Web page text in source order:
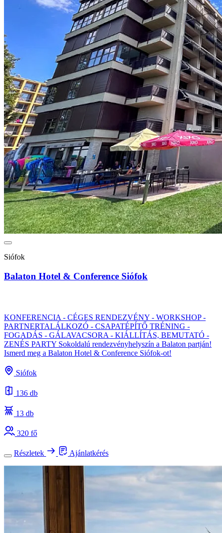
Siófok
Balaton Hotel & Conference Siófok
KONFERENCIA - CÉGES RENDEZVÉNY - WORKSHOP -
PARTNERTALÁLKOZÓ - CSAPATÉPÍTŐ TRÉNING -
FOGADÁS - GÁLAVACSORA - KIÁLLÍTÁS, BEMUTATÓ -
ZENÉS PARTY Sokoldalú rendezvényhelyszín a Balaton partján!
Ismerd meg a Balaton Hotel & Conference Siófok-ot!
Siófok
136 db
13 db
320 fő
Részletek Ajánlatkérés